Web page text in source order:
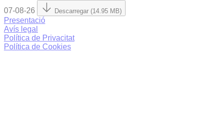
07-08-26 Descarregar (14.95 MB)
Presentació
Avís legal
Política de Privacitat
Política de Cookies